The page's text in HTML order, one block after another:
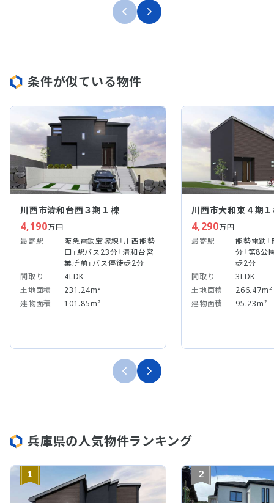
条件が似ている物件
川西市清和台西３期１棟
4,190万円
最寄駅
阪急電鉄宝塚線「川西能勢
口」駅バス23分「清和台営
業所前」バス停徒歩2分
間取り
4LDK
土地面積
231.24m²
建物面積
101.85m²
川西市大和東４期
4,290万円
最寄駅
能勢電鉄
分「第8公
歩2分
間取り
3LDK
土地面積
266.47m²
建物面積
95.23m²
兵庫県の人気物件ランキング
1 2